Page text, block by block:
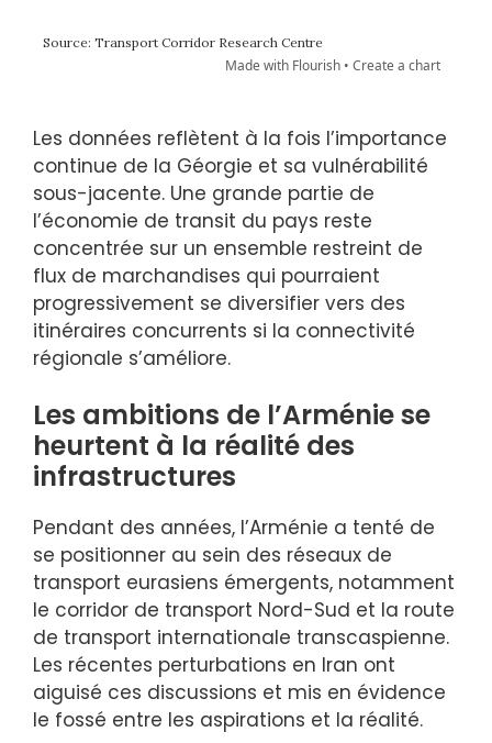
Les données reflètent à la fois l’importance
continue de la Géorgie et sa vulnérabilité
sous-jacente. Une grande partie de
l’économie de transit du pays reste
concentrée sur un ensemble restreint de
flux de marchandises qui pourraient
progressivement se diversifier vers des
itinéraires concurrents si la connectivité
régionale s’améliore.
Les ambitions de l’Arménie se
heurtent à la réalité des
infrastructures
Pendant des années, l’Arménie a tenté de
se positionner au sein des réseaux de
transport eurasiens émergents, notamment
le corridor de transport Nord-Sud et la route
de transport internationale transcaspienne.
Les récentes perturbations en Iran ont
aiguisé ces discussions et mis en évidence
le fossé entre les aspirations et la réalité.